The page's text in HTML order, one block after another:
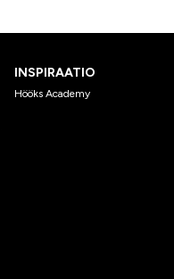
INSPIRAATIO
Hööks Academy